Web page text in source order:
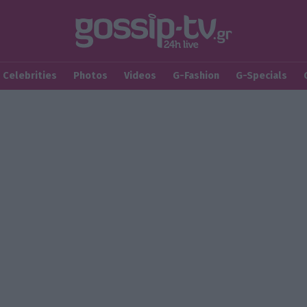
Celebrities Photos Videos G-Fashion G-Specials